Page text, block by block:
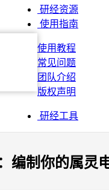
研经资源
使用指南
使用教程
常见问题
团队介绍
版权声明
研经工具
编制你的属灵